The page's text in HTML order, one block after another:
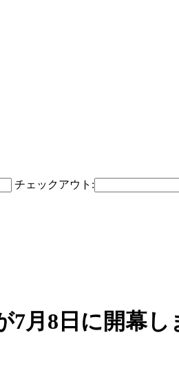
チェックアウト:
7月8日に開幕し